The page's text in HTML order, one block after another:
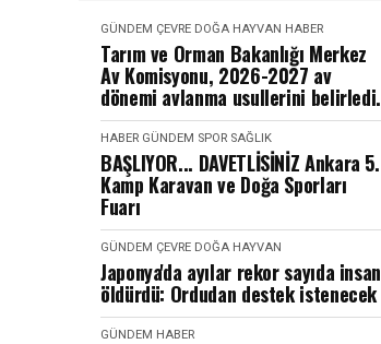
GÜNDEM ÇEVRE DOĞA HAYVAN HABER
Tarım ve Orman Bakanlığı Merkez
Av Komisyonu, 2026-2027 av
dönemi avlanma usullerini belirledi.
HABER GÜNDEM SPOR SAĞLIK
BAŞLIYOR... DAVETLİSİNİZ Ankara 5.
Kamp Karavan ve Doğa Sporları
Fuarı
GÜNDEM ÇEVRE DOĞA HAYVAN
Japonya'da ayılar rekor sayıda insan
öldürdü: Ordudan destek istenecek
GÜNDEM HABER